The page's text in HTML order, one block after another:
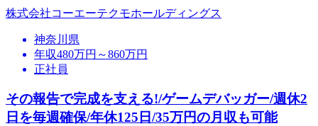
株式会社コーエーテクモホールディングス
神奈川県
年収480万円～860万円
正社員
その報告で完成を支える!/ゲームデバッガー/週休2
日を毎週確保/年休125日/35万円の月収も可能